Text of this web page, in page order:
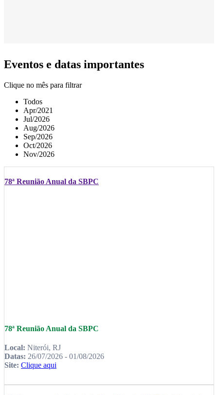
Eventos e datas importantes
Clique no mês para filtrar
Todos
Apr/2021
Jul/2026
Aug/2026
Sep/2026
Oct/2026
Nov/2026
78ª Reunião Anual da SBPC
78ª Reunião Anual da SBPC
Local: Niterói, RJ
Datas: 26/07/2026 - 01/08/2026
Site: Clique aqui